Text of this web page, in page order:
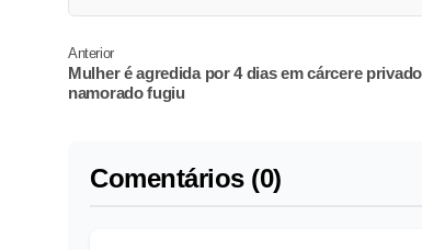
Anterior
Mulher é agredida por 4 dias em cárcere
namorado fugiu
Comentários (0)